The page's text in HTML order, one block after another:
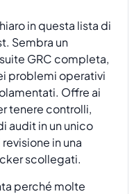
in questa lista di
Sembra un
GRC completa,
problemi operativi
Offre ai
tenere controlli,
audit in un unico
in una
scollegati.
perché molte